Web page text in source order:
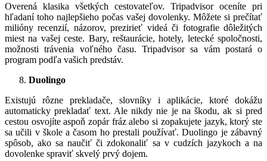
Overená klasika všetkých cestovateľov. Tripadvisor oceníte pri
hľadaní toho najlepšieho počas vašej dovolenky. Môžete si prečítať
milióny recenzií, názorov, prezirieť videá či fotografie dôležitých
miest na vašej ceste. Bary, reštaurácie, hotely, letecké spoločnosti,
možnosti trávenia voľného času. Tripadvisor sa vám postará o
program podľa vašich predstáv.
Duolingo
Existujú rôzne prekladače, slovníky i aplikácie, ktoré dokážu
automaticky prekladať text. Ale nikdy nie je na škodu, ak si pred
cestou osvojíte aspoň zopár fráz alebo si zopakujete jazyk, ktorý ste
sa učili v škole a časom ho prestali používať. Duolingo je zábavný
spôsob, ako sa naučiť či zdokonaliť sa v cudzích jazykoch a na
dovolenke spraviť skvelý prvý dojem.